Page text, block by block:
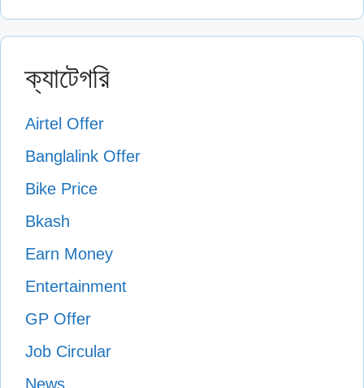
ক্যাটেগরি
Airtel Offer
Banglalink Offer
Bike Price
Bkash
Earn Money
Entertainment
GP Offer
Job Circular
News